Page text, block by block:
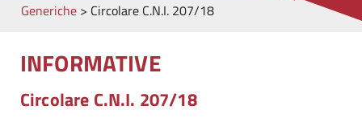
Generiche> Circolare C.N.I. 207/18
INFORMATIVE
Circolare C.N.I. 207/18